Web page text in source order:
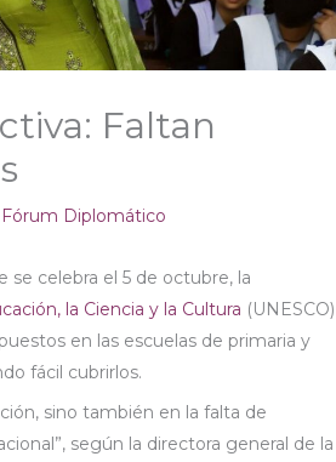
Faltan
Fórum Diplomático
se celebra el 5 de octubre, la
la Ciencia y la Cultura (UNESCO)
en las escuelas de primaria y
fácil cubrirlos.
sino también en la falta de
según la directora general de la